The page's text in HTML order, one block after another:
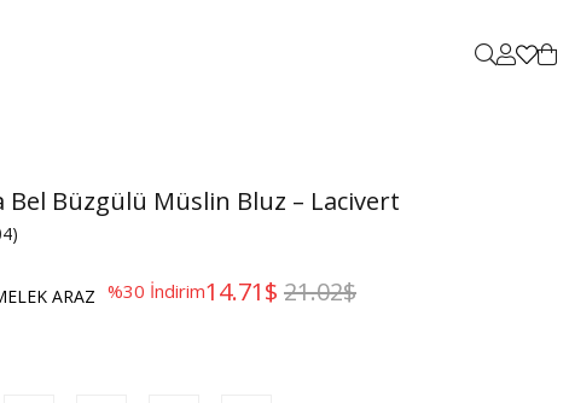
Bel Büzgülü Müslin Bluz – Lacivert
ARAZ %30 İndirim 21.02$
14.71$